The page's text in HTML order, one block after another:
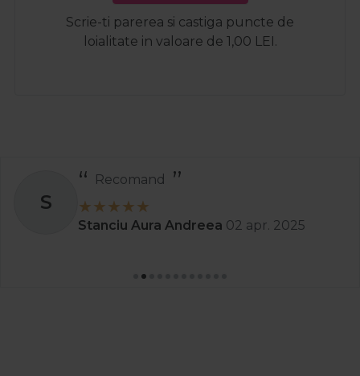
Scrie-ti parerea si castiga puncte de
loialitate in valoare de 1,00 LEI.
S
Recomand
Stanciu Aura Andreea 02 apr. 2025